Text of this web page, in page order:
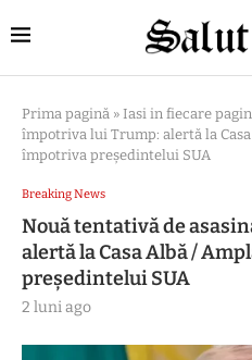
Prima pagină » Iasi in fiecare
împotriva lui Trump: alertă la
împotriva președintelui SUA
Breaking News
Nouă tentativă de
alertă la Casa Albă /
președintelui SUA
2 luni ago